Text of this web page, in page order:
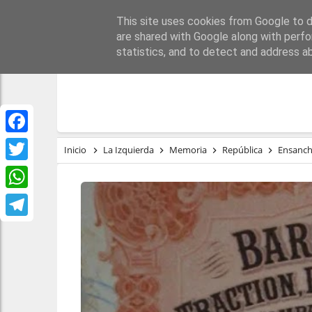
Facebook
Twitter
WhatsApp
PORTADA
Inicio La Izquierda Memoria República
This site uses cookies from Google to
are shared with Google along with
statistics, and to detect and address